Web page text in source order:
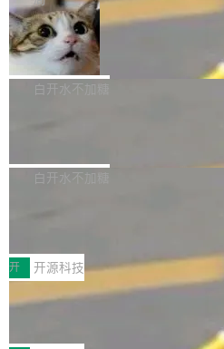
aDB 捕获 commit 之间的每一次操作
bet、微软以及 Meta 等传统科技巨头
ceXAI的资金消耗速度尤为引人瞩目
撑庞大支出的资金来源却呈现出截然
貌。数据显示，微软和 Meta 主要依
1.2，驱动这个 agent 的新模型。一
你可以用 curl -fsSL https://
sh | bash 安装一个能在大项目里自
代码、验证结果的 AI 终端工具。 据
个主 agent 循环，外加一组后台
美团开源 LoHoSearch，用知识
准 AI 能力认知
机器出题的前提，是让机器拥有全
构建流程可以分为四个环节：建图 →
白开水不加糖
库，并将作为transport接入
MPComm将作为一种传输引擎接入
ENT，实现零拷贝传输性能提升30%
传输性能最高提升5倍。UCL-
于自研UCL-Engine通信引擎，后续
白开水不加糖
型案例入选名单》，深信服“面向企业
开源 AI 编程平台 CoStrict 应用”凭借
创新与落地成效成功入选。 全链路私
助力企业AI研发安全落地 当前，越
开 开源科技
深信服AI算力网关入选工信部人工
前不久，工业和信息化部正式发布